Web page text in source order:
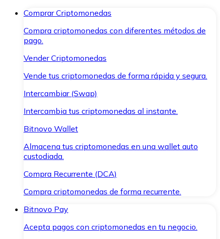
Comprar Criptomonedas
Compra criptomonedas con diferentes métodos de
pago.
Vender Criptomonedas
Vende tus criptomonedas de forma rápida y segura.
Intercambiar (Swap)
Intercambia tus criptomonedas al instante.
Bitnovo Wallet
Almacena tus criptomonedas en una wallet auto
custodiada.
Compra Recurrente (DCA)
Compra criptomonedas de forma recurrente.
Bitnovo Pay
Acepta pagos con criptomonedas en tu negocio.